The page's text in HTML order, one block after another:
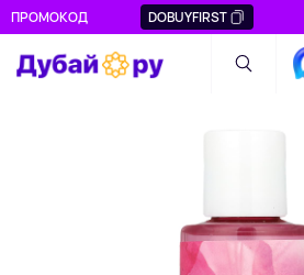
ПРОМОКОД DOBUYFIRST